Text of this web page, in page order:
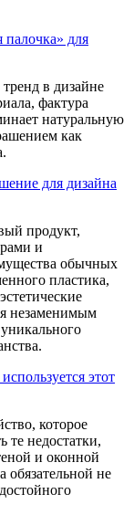
для
в дизайне
фактура
натуральную
как
для дизайна
продукт,
и
обычных
пластика,
незаменимым
этот
которое
те недостатки,
и оконной
обязательной не